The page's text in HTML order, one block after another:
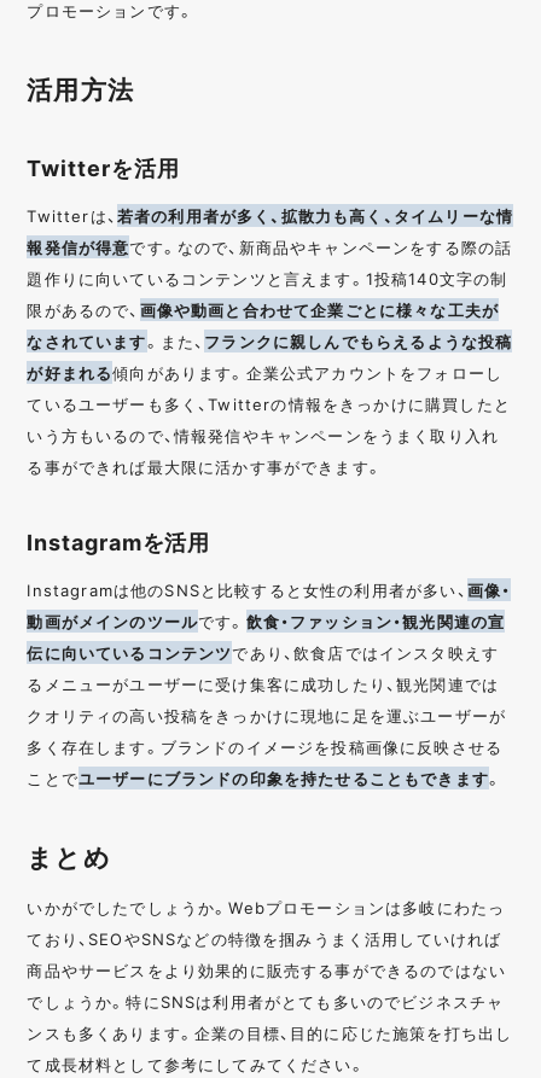
プロモーションです。
活用方法
Twitterを活用
Twitterは、若者の利用者が多く、拡散力も高く、タイムリーな情
報発信が得意です。なので、新商品やキャンペーンをする際の話
題作りに向いているコンテンツと言えます。1投稿140文字の制
限があるので、 画像や動画と合わせて企業ごとに様々な工夫が
なされています。また、 フランクに親しんでもらえるような投稿
が好まれる傾向があります。企業公式アカウントをフォローし
ているユーザーも多く、Twitterの情報をきっかけに購買したと
いう方もいるので、情報発信やキャンペーンをうまく取り入れ
る事ができれば最大限に活かす事ができます。
Instagramを活用
Instagramは他のSNSと比較すると女性の利用者が多い、画像・
動画がメインのツールです。 飲食・ファッション・観光関連の宣
伝に向いているコンテンツであり、飲食店ではインスタ映えす
るメニューがユーザーに受け集客に成功したり、観光関連では
クオリティの高い投稿をきっかけに現地に足を運ぶユーザーが
多く存在します。ブランドのイメージを投稿画像に反映させる
ことでユーザーにブランドの印象を持たせることもできます。
まとめ
いかがでしたでしょうか。Webプロモーションは多岐にわたっ
ており、SEOやSNSなどの特徴を掴みうまく活用していければ
商品やサービスをより効果的に販売する事ができるのではない
でしょうか。特にSNSは利用者がとても多いのでビジネスチャ
ンスも多くあります。企業の目標、目的に応じた施策を打ち出し
て成長材料として参考にしてみてください。